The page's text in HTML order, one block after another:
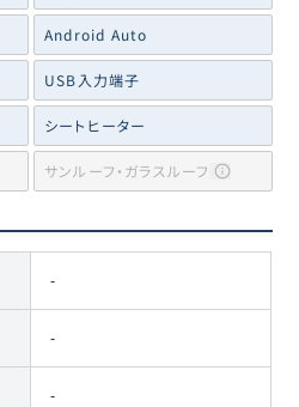
Android Auto
USB入力端子
シートヒーター
サンルーフ・ガラスルーフ
-
-
-